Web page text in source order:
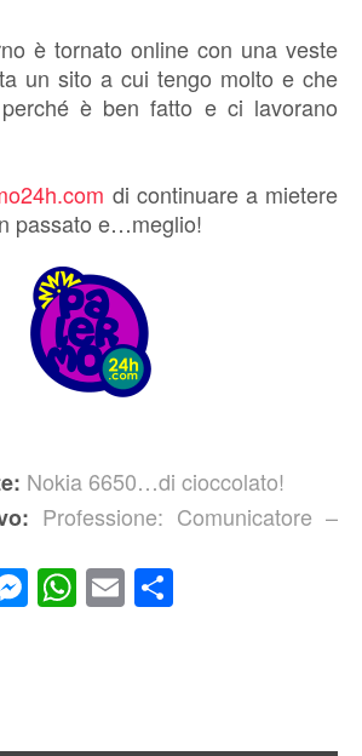
è tornato online con una veste
un sito a cui tengo molto e che
è ben fatto e ci lavorano
di continuare a mietere
passato e…meglio!
Nokia 6650…di cioccolato!
Professione: Comunicatore –
Messenger
WhatsApp
Email